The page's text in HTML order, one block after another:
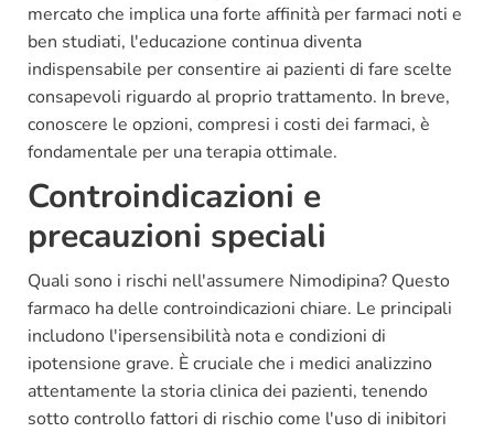
mercato che implica una forte affinità per farmaci noti e
ben studiati, l'educazione continua diventa
indispensabile per consentire ai pazienti di fare scelte
consapevoli riguardo al proprio trattamento. In breve,
conoscere le opzioni, compresi i costi dei farmaci, è
fondamentale per una terapia ottimale.
Controindicazioni e
precauzioni speciali
Quali sono i rischi nell'assumere Nimodipina? Questo
farmaco ha delle controindicazioni chiare. Le principali
includono l'ipersensibilità nota e condizioni di
ipotensione grave. È cruciale che i medici analizzino
attentamente la storia clinica dei pazienti, tenendo
sotto controllo fattori di rischio come l'uso di inibitori